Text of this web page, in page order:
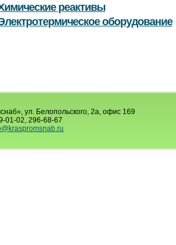
реактивы
оборудование
ул. Белопольского, 2а, офис 169
01-02, 296-68-67